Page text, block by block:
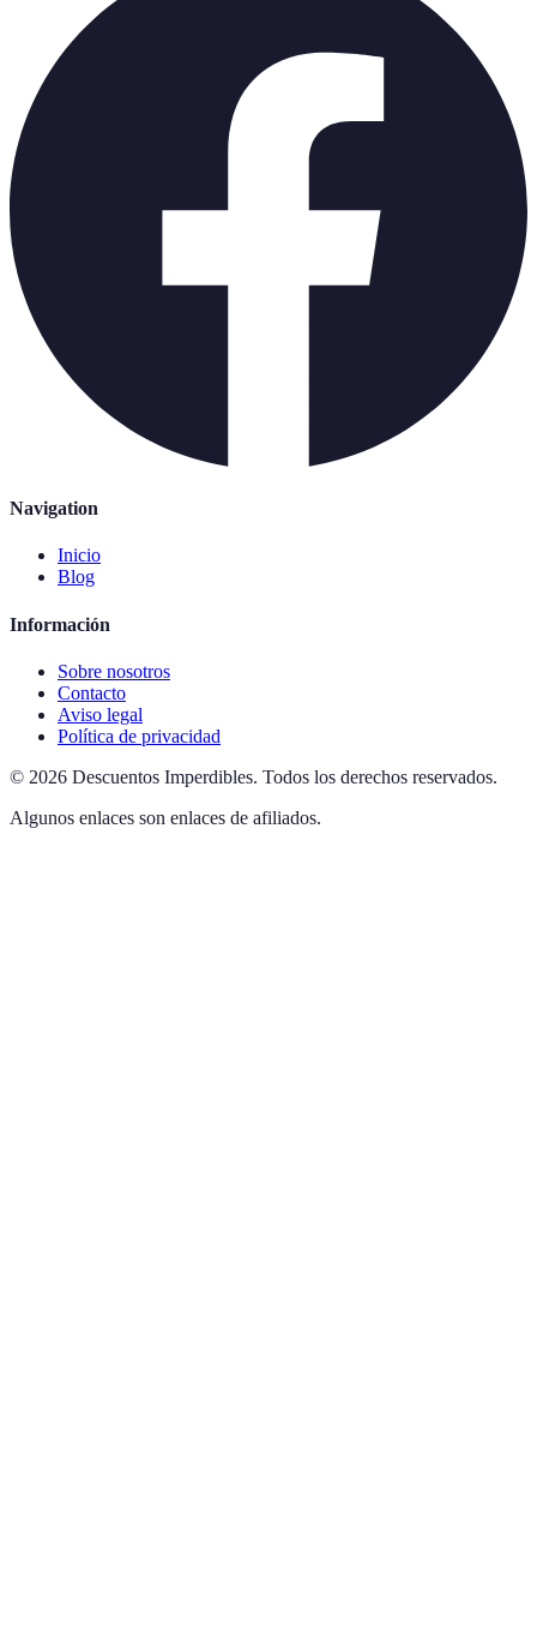
Navigation
Inicio
Blog
Información
Sobre nosotros
Contacto
Aviso legal
Política de privacidad
© 2026 Descuentos Imperdibles. Todos los derechos reservados.
Algunos enlaces son enlaces de afiliados.